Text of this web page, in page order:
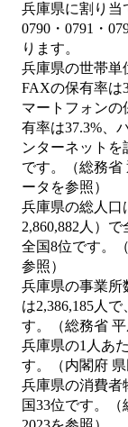
兵庫県に割り当
0790・0791・
ります。
兵庫県の世帯単
FAXの保有率は
マートフォンの
有率は37.3%、
ンターネットを
です。（総務省
ータを参照）
兵庫県の総人口
2,860,882人）
全国8位です。
参照）
兵庫県の事業所
は2,386,185人
す。（総務省 平
兵庫県の1人あ
す。（内閣府
兵庫県の消費者
国33位です。